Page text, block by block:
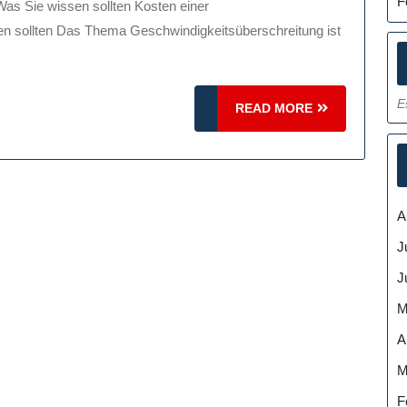
sollten Das Thema Geschwindigkeitsüberschreitung ist
READ MORE
READ
MORE